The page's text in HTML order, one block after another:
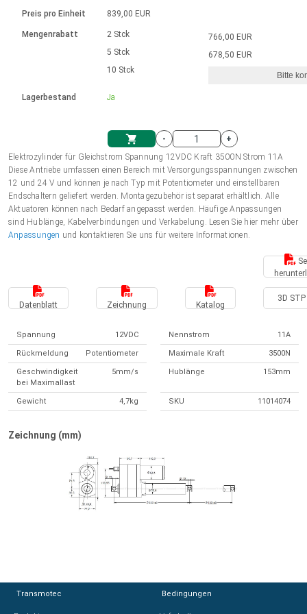
Einheitssystem
Einkaufswagen
Hubmagnete
230 - 50 Hz | 110 - 60 Hz
Drehzahlregelung für die AIS-Serie
Bürstenlose Gleichstrommotoren
mit Planetengetriebe und internem
Ø 28-42| 1-1400 rpm | <= 290Ncm
Bürstenlose DC Motor Controller
Gleichstrommotoren mit
Schneckengetriebe und Bürsten
Ø43-124mm | 31-425rpm | ≤ 41Nm
Treiber für Gleichstrommotoren mit
Synchron-Asynchron | für 1-4 Elektrozylinder
Synchron-Asynchron | für 1-4 Elektrozylinder
Français (EUR)
Polski (EUR)
Norsk (NOK)
Suomi (EUR)
Preis pro Einheit
Mengenrabatt
Lagerbestand
839,00 EUR
2 Stck
5 Stck
10 Stck
Ja
766,00 EUR
678,50 EUR
Bitte
-
+
Elektrozylinder für Gleichstrom Spannung 12VDC Kraft 3500N Strom 11A
Diese Antriebe umfassen einen Bereich mit Versorgungsspannungen zwischen
12 und 24 V und können je nach Typ mit Potentiometer und einstellbaren
Endschaltern geliefert werden. Montagezubehör ist separat erhältlich. Alle
Aktuatoren können nach Bedarf angepasst werden. Häufige Anpassungen
sind Hublänge, Kabelverbindungen und Verkabelung. Lesen Sie hier mehr über
Anpassungen und kontaktieren Sie uns für weitere Informationen.
Datenblatt Zeichnung Katalog
3D STP
Spannung 12VDC Nennstrom 11A
Rückmeldung Potentiometer Maximale Kraft 3500N
Geschwindigkeit
bei Maximallast
5mm/s Hublänge 153mm
Gewicht 4,7kg SKU 11014074
Zeichnung (mm)
Transmotec Bedingungen
Transmotec Bedingungen